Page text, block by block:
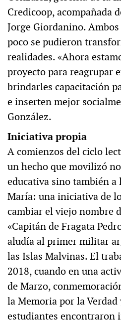
Credicoop, acompañada
Jorge Giordanino.
poco se pudieron
realidades. «Ahora
proyecto para reagrupar
brindarles capacitación
e inserten mejor
González.
Iniciativa propia
A comienzos del ciclo
un hecho que movilizó
educativa sino también a
María: una iniciativa de
cambiar el viejo nombre
«Capitán de Fragata
aludía al primer militar
las Islas Malvinas. El
2018, cuando en una
de Marzo,
la Memoria por la Verdad
estudiantes encontraron